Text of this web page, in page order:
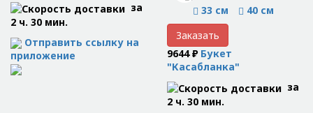
за
2 ч. 30 мин.
Отправить ссылку на
приложение
33 см
40 см
Заказать
9644 ₽ Букет
"Касабланка"
за
2 ч. 30 мин.